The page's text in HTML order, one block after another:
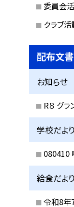
委員会
クラブ
配布文書
お知らせ
R８ グラ
学校だより
080410
給食だより
令和8年